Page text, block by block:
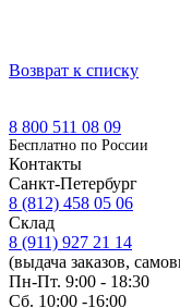
Возврат к списку
8 800 511 08 09
Бесплатно по Роcсии
Контакты
Санкт-Петербург
8 (812) 458 05 06
Склад
8 (911) 927 21 14
(выдача заказов,
Пн-Пт. 9:00 - 18:30
Сб. 10:00 -16:00